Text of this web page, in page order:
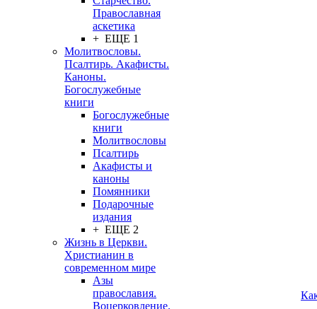
Православная
аскетика
+ ЕЩЕ 1
Молитвословы.
Псалтирь. Акафисты.
Каноны.
Богослужебные
книги
Богослужебные
книги
Молитвословы
Псалтирь
Акафисты и
каноны
Помянники
Подарочные
издания
+ ЕЩЕ 2
Жизнь в Церкви.
Христианин в
современном мире
Азы
православия.
Воцерковление.